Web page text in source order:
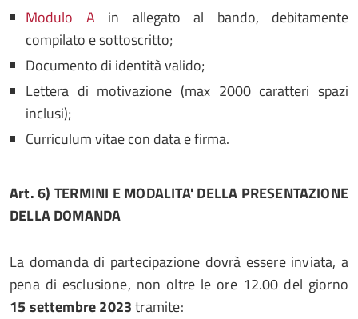
Modulo Ain allegato al bando, debitamente
compilato e sottoscritto;
Documento di identità valido;
Lettera di motivazione (max 2000 caratteri spazi
inclusi);
Curriculum vitae con data e firma.
Art.6) TERMINI EMODALITA'DELLA PRESENTAZIONE
DELLADOMANDA
La domanda di partecipazione dovrà essere inviata, a
pena di esclusione, non oltre le ore 12.00 del giorno
15 settembre 2023tramite: